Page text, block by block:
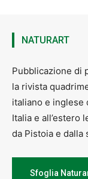
NATURART
Pubblicazione di
la rivista
italiano e inglese
Italia e all’estero
da Pistoia e dalla
Sfoglia